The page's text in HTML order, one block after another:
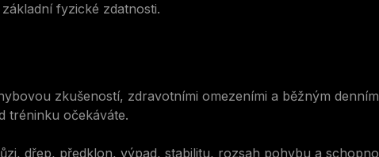
fyzické zdatnosti.
zkušeností, zdravotními omezeními a běžným
tréninku očekáváte.
dřep, předklon, výpad, stabilitu, rozsah pohybu a